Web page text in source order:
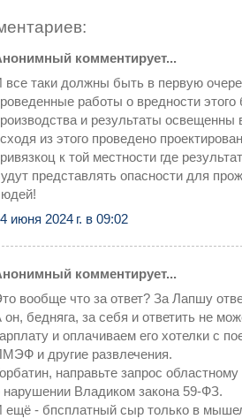
комментирует...
все таки должны быть в первую
работы о вредности этого
и результаты освещенны
из этого проведено
к той местности где
представлять опасности для
июня 2024 г. в 09:02
комментирует...
вообще что за ответ? За Лапшу
он, бедняга, за себя и ответить не
и оплачиваем его хотелки с
и другие развлечения.
направьте запрос
нарушении Владиком закона 59-ФЗ.
ещё - бпсплатный сыр только в